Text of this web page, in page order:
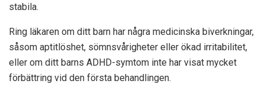
stabila.
Ring läkaren om ditt barn har några medicinska biverkningar,
såsom aptitlöshet, sömnsvårigheter eller ökad irritabilitet,
eller om ditt barns ADHD-symtom inte har visat mycket
förbättring vid den första behandlingen.